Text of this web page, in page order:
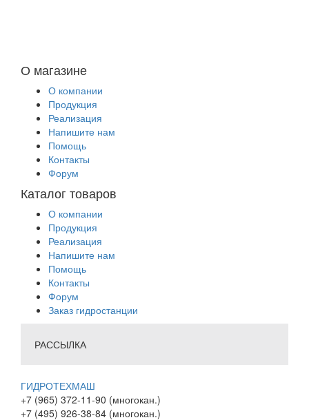
О магазине
О компании
Продукция
Реализация
Напишите нам
Помощь
Контакты
Форум
Каталог товаров
О компании
Продукция
Реализация
Напишите нам
Помощь
Контакты
Форум
Заказ гидростанции
РАССЫЛКА
ГИДРОТЕХМАШ
+7 (965) 372-11-90 (многокан.)
+7 (495) 926-38-84 (многокан.)